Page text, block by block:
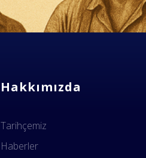
Hakkımızda
Tarihçemiz
Haberler